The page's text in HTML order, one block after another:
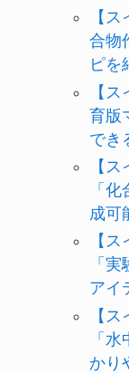
【
合物
ピを
【
育版
でき
【
「
成可
【
「
アイ
【
「
かり